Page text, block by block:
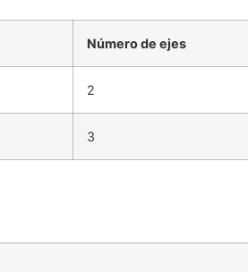
Número de ejes
2
3